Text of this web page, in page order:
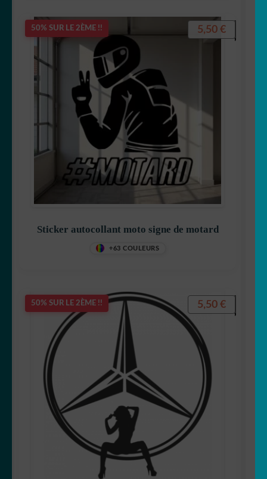
50% SUR LE 2ÈME !!
Sticker autocollant moto signe de motard
+63 COULEURS
5,50 €
50% SUR LE 2ÈME !! 5,50 €